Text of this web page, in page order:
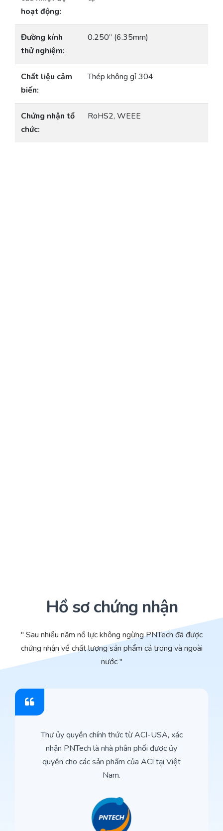
hoạt động:
Đường kính
thử nghiệm:
0.250” (6.35mm)
Chất liệu cảm
biến:
Thép không gỉ 304
Chứng nhận tổ
chức:
RoHS2, WEEE
Hồ sơ chứng nhận
" Sau nhiều năm nổ lực không ngừng PNTech đã được
chứng nhận về chất lượng sản phẩm cả trong và ngoài
nước "
Thư ủy quyền chính thức từ ACI-USA, xác
nhận PNTech là nhà phân phối được ủy
quyền cho các sản phẩm của ACI tại Việt
Nam.